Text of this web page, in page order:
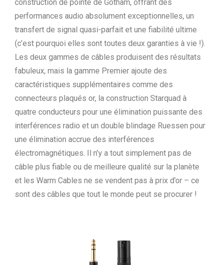
construction de pointe de Gotham, offrant des
performances audio absolument exceptionnelles, un
transfert de signal quasi-parfait et une fiabilité ultime
(c’est pourquoi elles sont toutes deux garanties à vie !).
Les deux gammes de câbles produisent des résultats
fabuleux, mais la gamme Premier ajoute des
caractéristiques supplémentaires comme des
connecteurs plaqués or, la construction Starquad à
quatre conducteurs pour une élimination puissante des
interférences radio et un double blindage Ruessen pour
une élimination accrue des interférences
électromagnétiques. Il n’y a tout simplement pas de
câble plus fiable ou de meilleure qualité sur la planète
et les Warm Cables ne se vendent pas à prix d’or – ce
sont des câbles que tout le monde peut se procurer !